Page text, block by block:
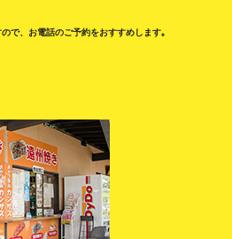
で、お電話のご予約をおすすめします｡